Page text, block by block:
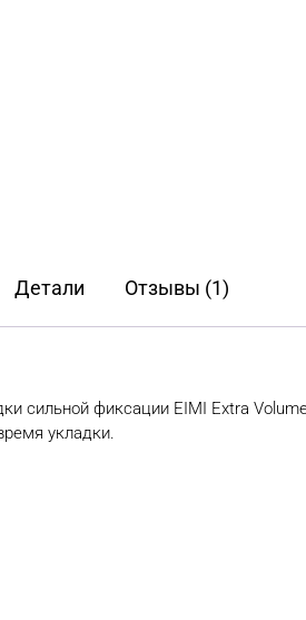
Детали Отзывы (1)
сильной фиксации EIMI Extra
укладки.